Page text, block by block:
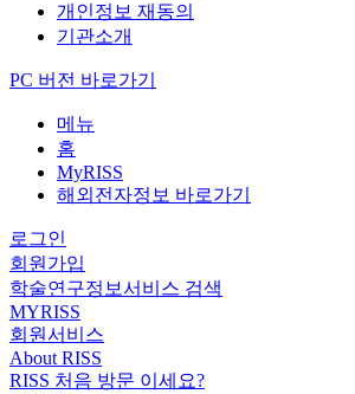
개인정보 재동의
기관소개
PC 버전 바로가기
메뉴
홈
MyRISS
해외전자정보 바로가기
로그인
회원가입
학술연구정보서비스 검색
MYRISS
회원서비스
About RISS
RISS 처음 방문 이세요?